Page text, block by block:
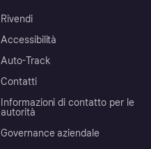
Rivendi
Accessibilità
Auto-Track
Contatti
Informazioni di contatto per le
autorità
Governance aziendale